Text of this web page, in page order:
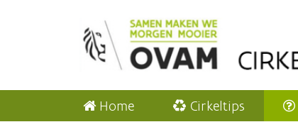
Home Cirkeltips